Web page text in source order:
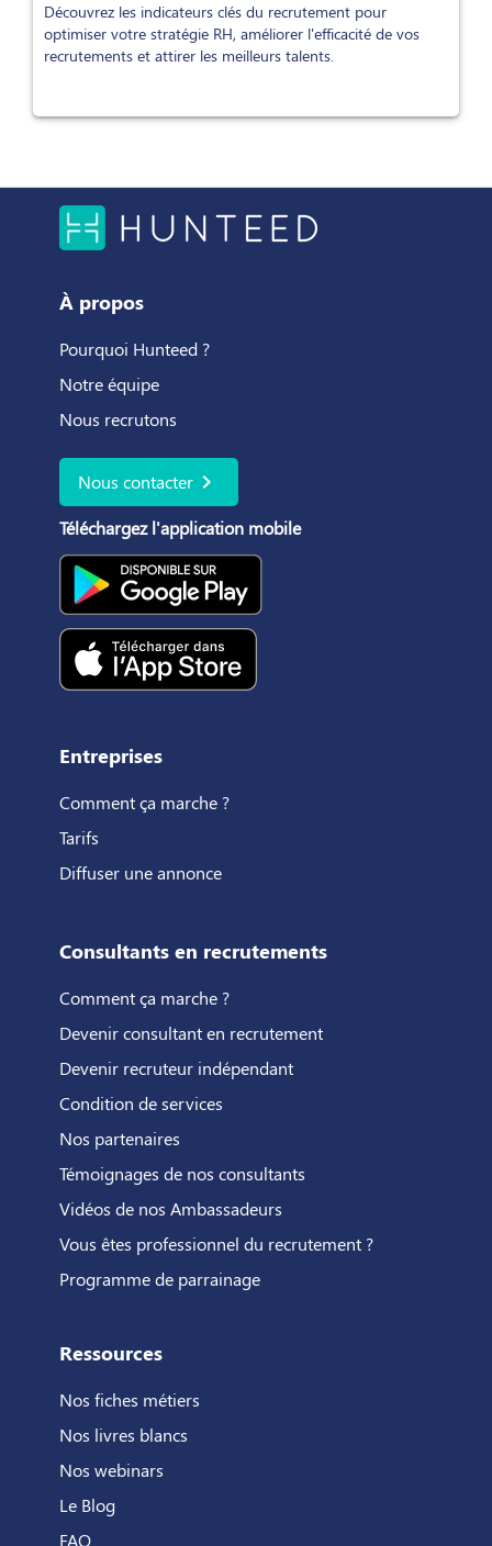
Découvrez les indicateurs clés du recrutement pour
optimiser votre stratégie RH, améliorer l'efficacité de vos
recrutements et attirer les meilleurs talents.
À propos
Pourquoi Hunteed ?
Notre équipe
Nous recrutons
Nous contacter chevron_right
Téléchargez l'application mobile
Entreprises
Comment ça marche ?
Tarifs
Diffuser une annonce
Consultants en recrutements
Comment ça marche ?
Devenir consultant en recrutement
Devenir recruteur indépendant
Condition de services
Nos partenaires
Témoignages de nos consultants
Vidéos de nos Ambassadeurs
Vous êtes professionnel du recrutement ?
Programme de parrainage
Ressources
Nos fiches métiers
Nos livres blancs
Nos webinars
Le Blog
FAQ